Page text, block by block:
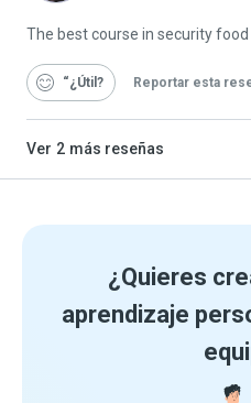
The best course in security food
“¿Útil Reportar esta
Ver 2 más reseñas
¿Quieres
aprendizaje